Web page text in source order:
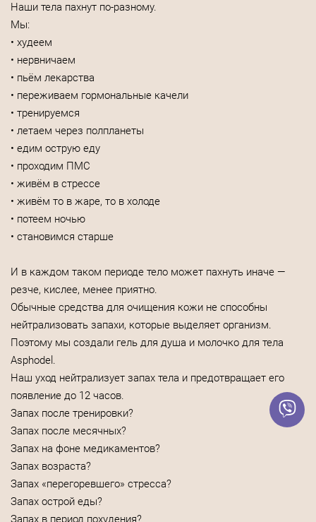
Наши тела пахнут по-разному.
Мы:
• худеем
• нервничаем
• пьём лекарства
• переживаем гормональные качели
• тренируемся
• летаем через полпланеты
• едим острую еду
• проходим ПМС
• живём в стрессе
• живём то в жаре, то в холоде
• потеем ночью
• становимся старше
И в каждом таком периоде тело может пахнуть иначе —
резче, кислее, менее приятно.
Обычные средства для очищения кожи не способны
нейтрализовать запахи, которые выделяет организм.
Поэтому мы создали гель для душа и молочко для тела
Asphodel.
Наш уход нейтрализует запах тела и предотвращает его
появление до 12 часов.
Запах после тренировки?
Запах после месячных?
Запах на фоне медикаментов?
Запах возраста?
Запах «перегоревшего» стресса?
Запах острой еды?
Запах в период похудения?